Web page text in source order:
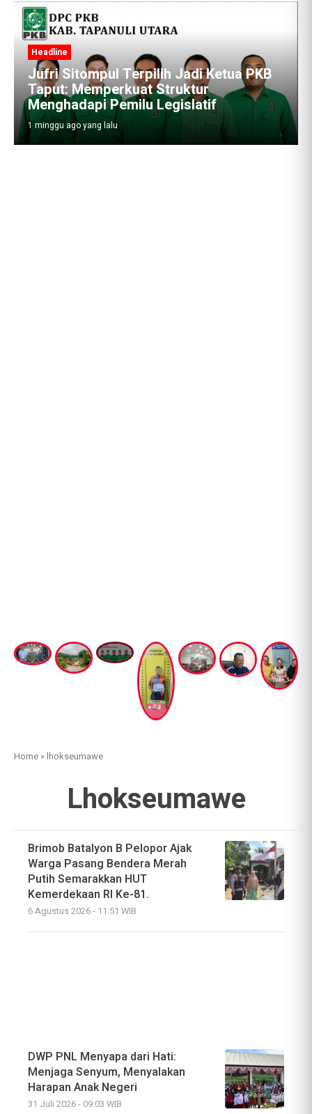
Headline
Jufri Sitompul Terpilih Jadi Ketua PKB
Taput: Memperkuat Struktur
Menghadapi Pemilu Legislatif
1 minggu ago yang lalu
Home »lhokseumawe
Lhokseumawe
Brimob Batalyon B Pelopor Ajak
Warga Pasang Bendera Merah
Putih Semarakkan HUT
Kemerdekaan RI Ke-81.
6 Agustus 2026 - 11:51 WIB
DWP PNL Menyapa dari Hati:
Menjaga Senyum, Menyalakan
Harapan Anak Negeri
31 Juli 2026 - 09:03 WIB